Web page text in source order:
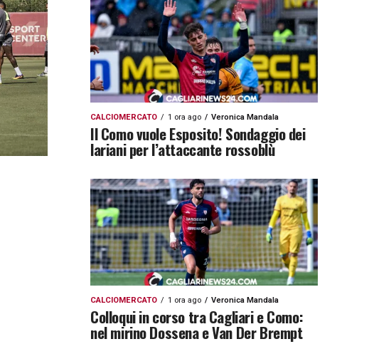
CALCIOMERCATO 1 ora ago Veronica Mandala
Il Como vuole Esposito! Sondaggio dei
lariani per l’attaccante rossoblù
CALCIOMERCATO 1 ora ago Veronica Mandala
Colloqui in corso tra Cagliari e Como:
nel mirino Dossena e Van Der Brempt